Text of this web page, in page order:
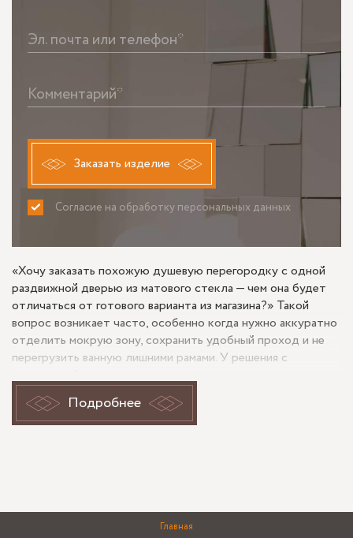
Эл. почта или телефон*
Комментарий*
Заказать изделие
Согласие на обработку персональных данных
ПРИНИМАЮ НЕ ПРИНИМАЮ
«Хочу заказать похожую душевую перегородку с одной
раздвижной дверью из матового стекла — чем она будет
отличаться от готового варианта из магазина?» Такой
вопрос возникает часто, особенно когда нужно аккуратно
отделить мокрую зону, сохранить удобный проход и не
перегрузить ванную лишними рамами. У решения с
сравнению с распашной створкой и выглядит спокойнее,
чем полностью прозрачное стекло, если важна
приватность. При этом перегородка под заказ обычно
Задача: закрыть душевую без
Подробнее
Главная